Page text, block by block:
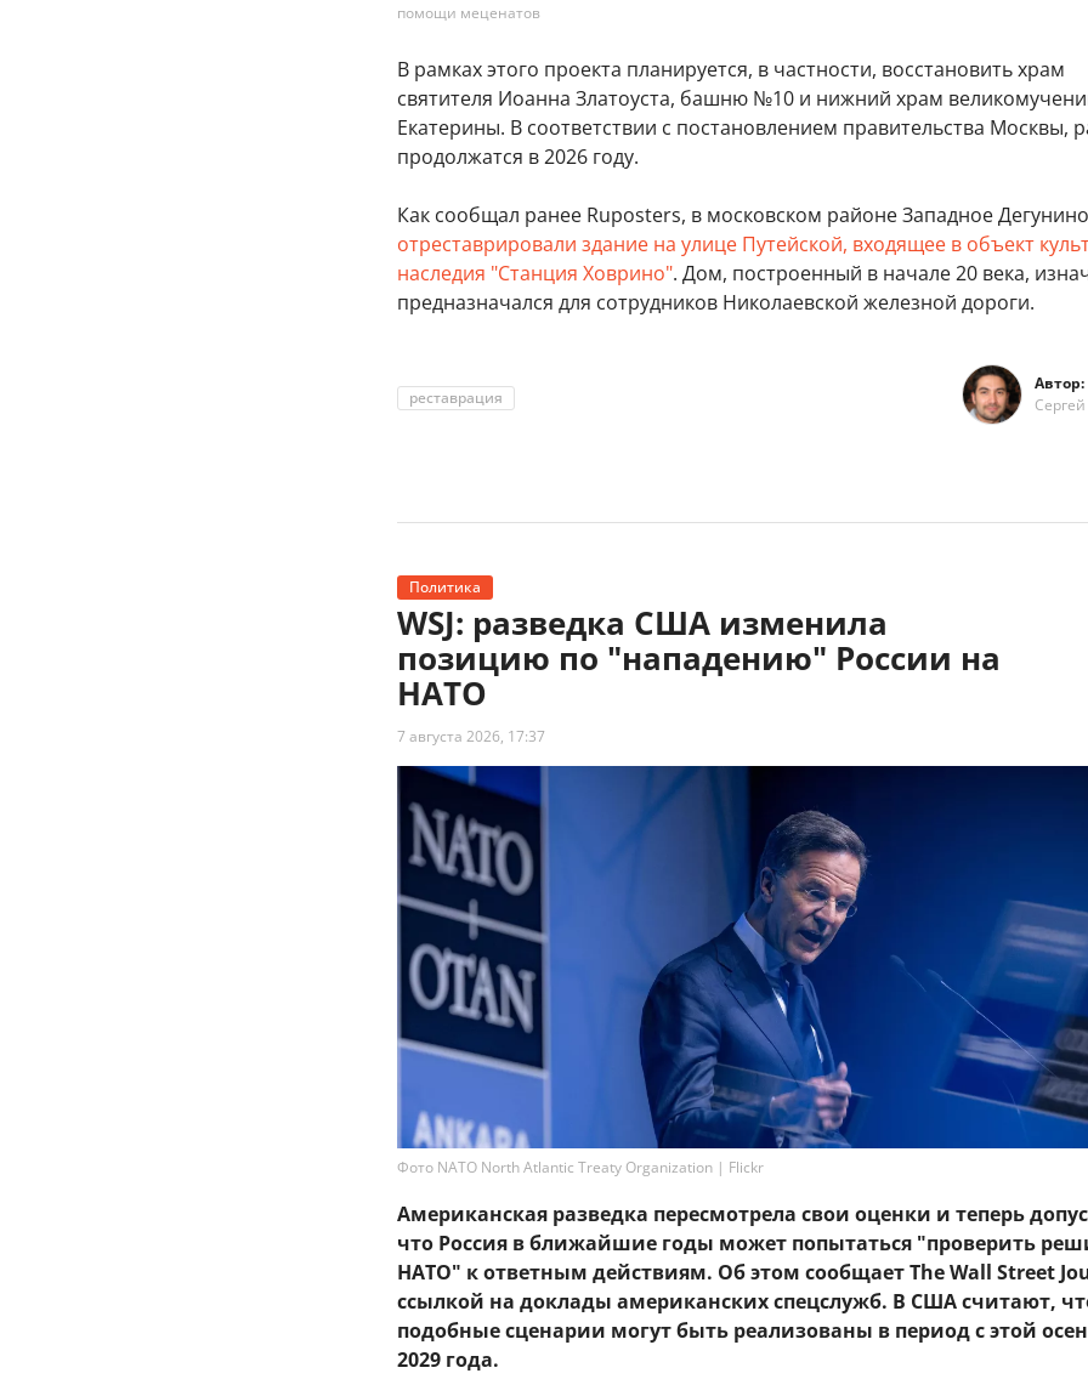
помощи меценатов
В рамках этого проекта планируется, в частности, восстановить храм
святителя Иоанна Златоуста, башню №10 и нижний храм
Екатерины. В соответствии с постановлением правительства Москвы,
продолжатся в 2026 году.
Как сообщал ранее Ruposters, в московском районе Западное Дегунино
отреставрировали здание на улице Путейской, входящее в объект
наследия "Станция Ховрино". Дом, построенный в начале 20 века,
предназначался для сотрудников Николаевской железной дороги.
реставрация
Автор:
Политика
WSJ: разведка США изменила
позицию по "нападению" России на
НАТО
7 августа 2026, 17:37
Фото NATO North Atlantic Treaty Organization | Flickr
Американская разведка пересмотрела свои оценки и теперь
что Россия в ближайшие годы может попытаться "проверить
НАТО" к ответным действиям. Об этом сообщает The Wall Street
ссылкой на доклады американских спецслужб. В США считают,
подобные сценарии могут быть реализованы в период с этой
2029 года.